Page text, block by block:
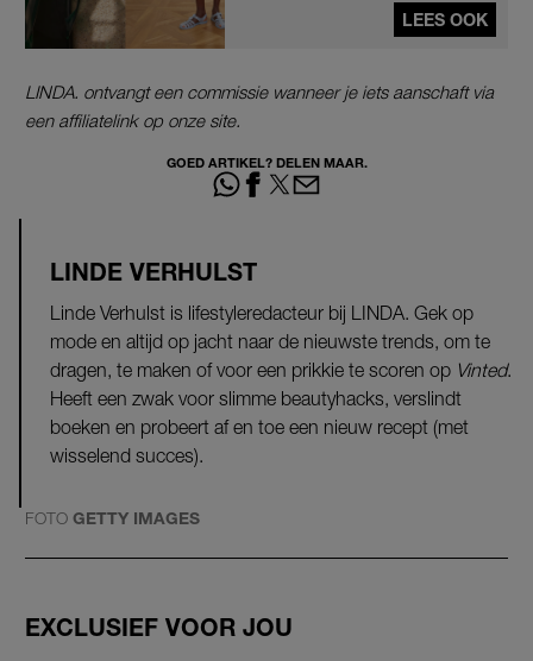
LEES OOK
LINDA. ontvangt een commissie wanneer je iets aanschaft via
een affiliatelink op onze site.
GOED ARTIKEL? DELEN MAAR.
LINDE VERHULST
Linde Verhulst is lifestyleredacteur bij LINDA. Gek op
mode en altijd op jacht naar de nieuwste trends, om te
dragen, te maken of voor een prikkie te scoren op Vinted.
Heeft een zwak voor slimme beautyhacks, verslindt
boeken en probeert af en toe een nieuw recept (met
wisselend succes).
FOTO GETTY IMAGES
EXCLUSIEF VOOR JOU